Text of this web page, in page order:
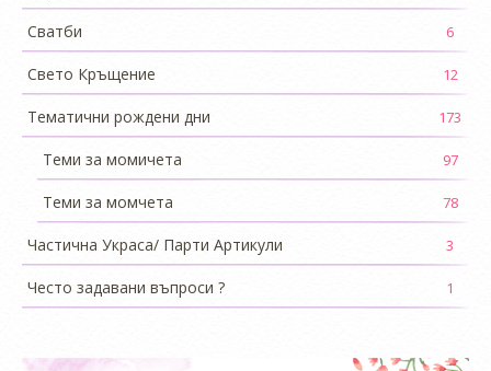
Сватби 6
Свето Кръщение 12
Тематични рождени дни 173
Теми за момичета 97
Теми за момчета 78
Частична Украса/ Парти Артикули 3
Често задавани въпроси ? 1